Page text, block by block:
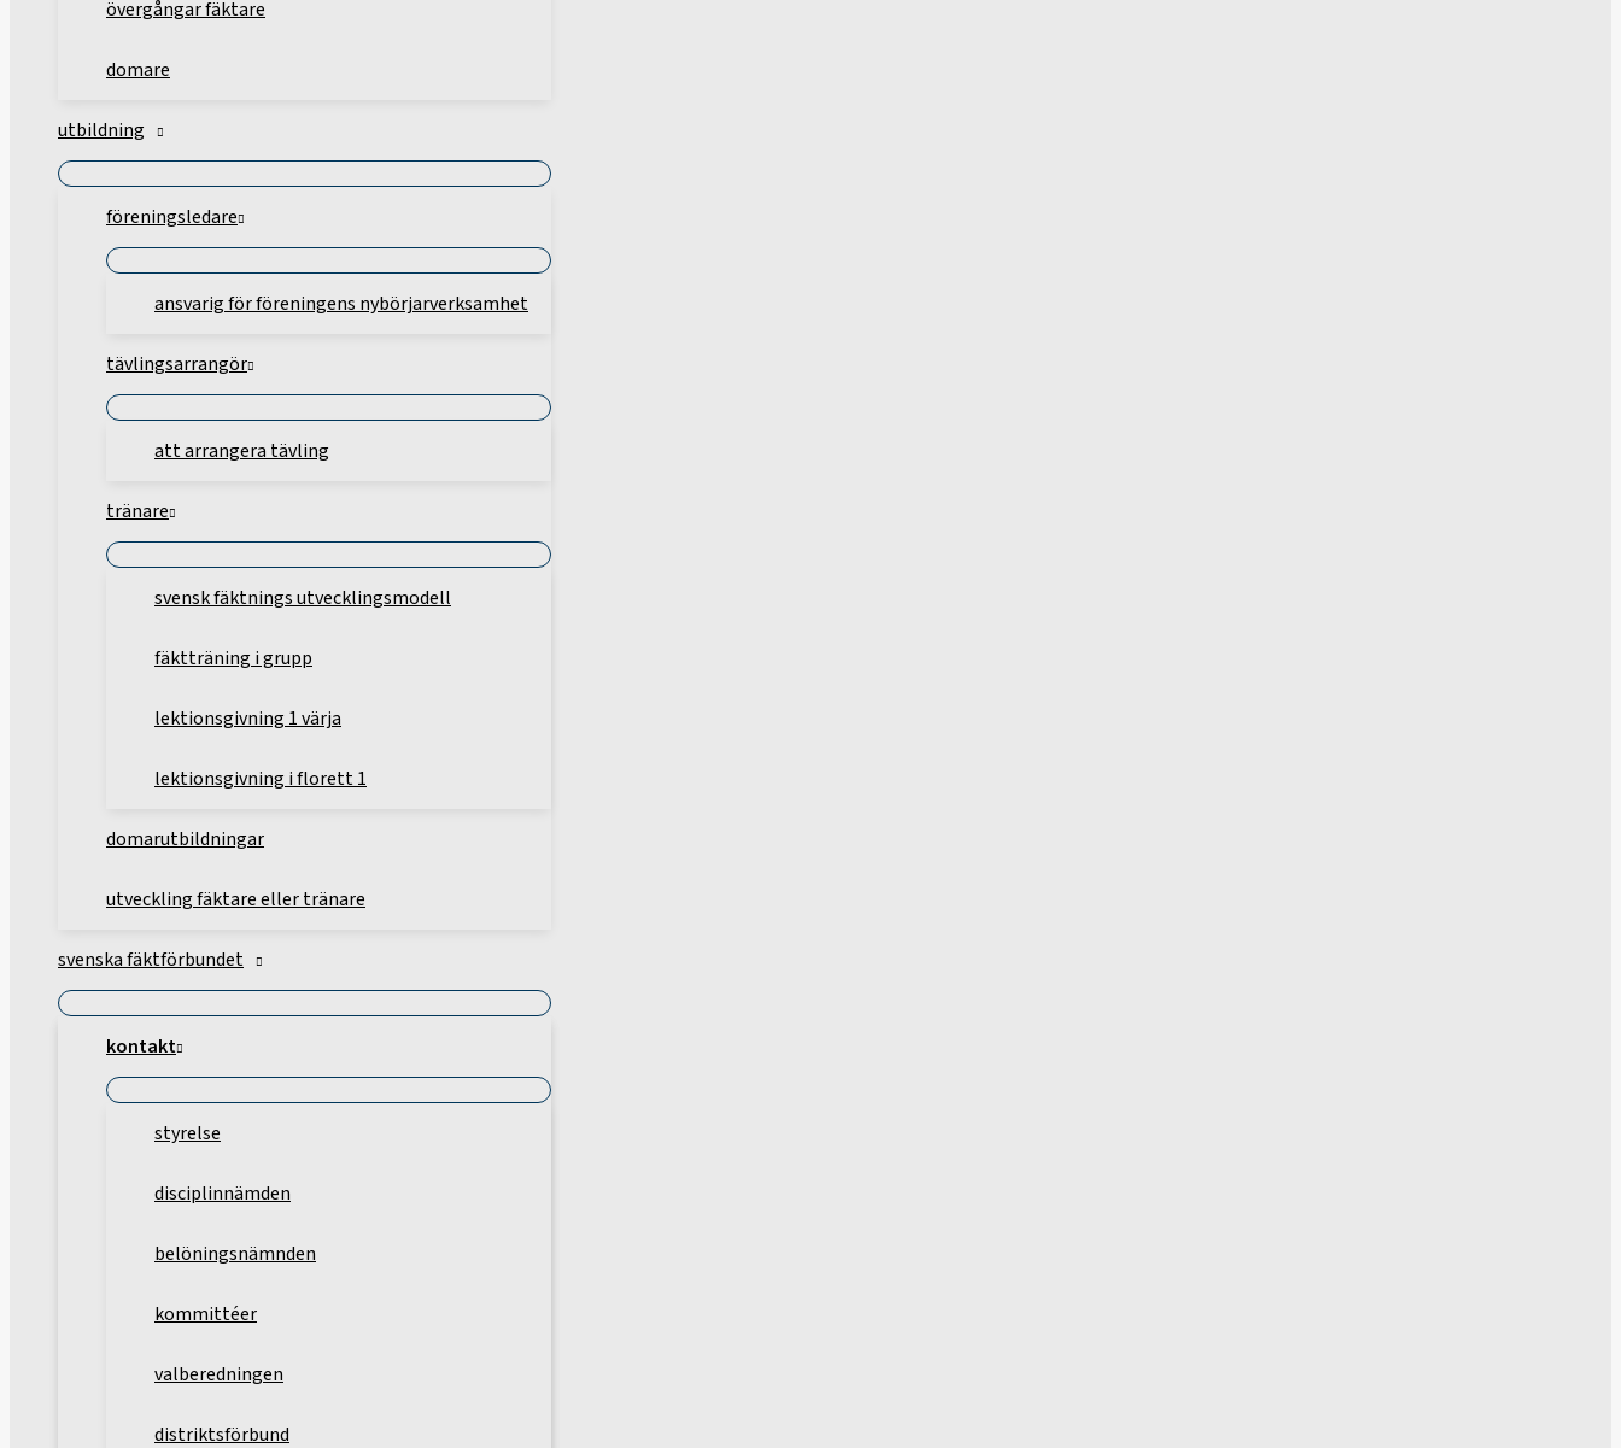
övergångar fäktare
domare
utbildning
föreningsledare
ansvarig för föreningens nybörjarverksamhet
tävlingsarrangör
att arrangera tävling
tränare
svensk fäktnings utvecklingsmodell
fäktträning i grupp
lektionsgivning 1 värja
lektionsgivning i florett 1
domarutbildningar
utveckling fäktare eller tränare
svenska fäktförbundet
kontakt
styrelse
disciplinnämden
belöningsnämnden
kommittéer
valberedningen
distriktsförbund